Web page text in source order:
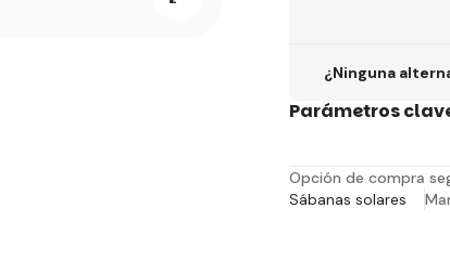
¿Ninguna
Parámetros
Opción de compra
Sábanas solares